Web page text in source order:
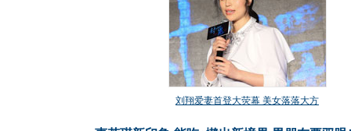
动物系恋人啊 | 钟欣潼体验爱情哲学